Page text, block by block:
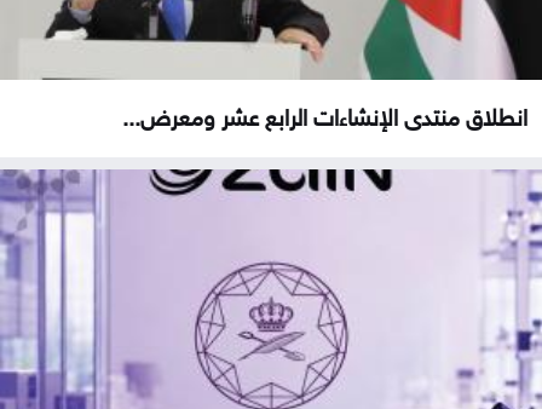
انطلاق منتدى الإنشاءات الرابع عشر ومعرض...